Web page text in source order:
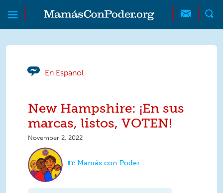
Skip to main content
Skip to main content
MamásConPoder
En Espanol
New Hampshire: ¡En sus
marcas, listos, VOTEN!
November 2, 2022
Mamás con Poder